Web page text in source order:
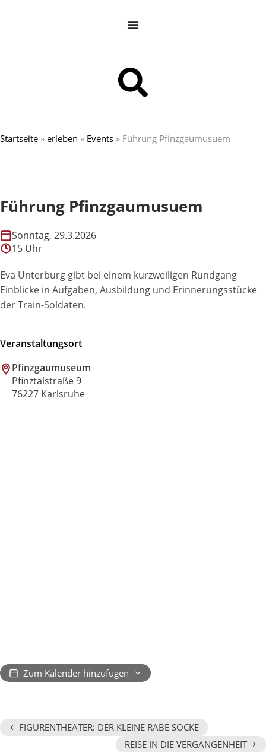
Startseite » erleben » Events » Führung Pfinzgaumusuem
Führung Pfinzgaumusuem
Sonntag, 29.3.2026
15 Uhr
Eva Unterburg gibt bei einem kurzweiligen Rundgang
Einblicke in Aufgaben, Ausbildung und Erinnerungsstücke
der Train-Soldaten.
Veranstaltungsort
Pfinzgaumuseum
Pfinztalstraße 9
76227 Karlsruhe
Zum Kalender hinzufügen
‹ FIGURENTHEATER: DER KLEINE RABE SOCKE
REISE IN DIE VERGANGENHEIT ›